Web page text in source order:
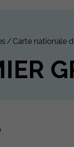
Carte nationale